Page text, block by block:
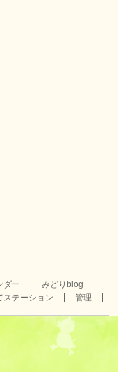
ダー
みどりblog
ステーション 管理